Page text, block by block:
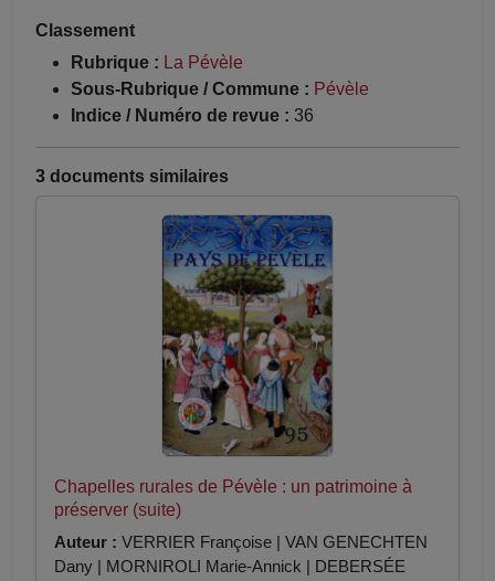
Classement
Rubrique : La Pévèle
Sous-Rubrique / Commune : Pévèle
Indice / Numéro de revue : 36
3 documents similaires
Chapelles rurales de Pévèle : un patrimoine à
préserver (suite)
Auteur : VERRIER Françoise | VAN GENECHTEN
Dany | MORNIROLI Marie-Annick | DEBERSÉE